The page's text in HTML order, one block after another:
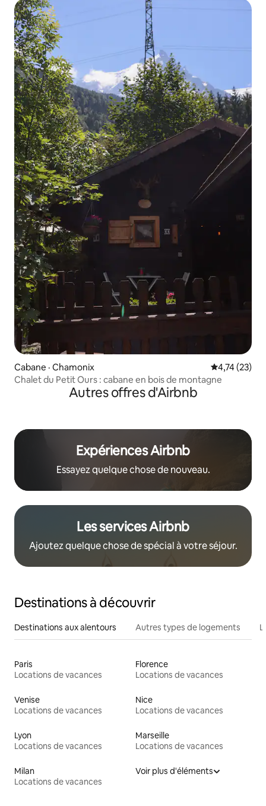
Cabane · Chamonix Note
4,74 (23)
Chalet du Petit Ours : cabane en bois de montagne
Autres offres d'Airbnb
Expériences Airbnb
Essayez quelque chose de nouveau.
Les services Airbnb
Ajoutez quelque chose de spécial à votre séjour.
Destinations à découvrir
Destinations aux alentours Autres types de logements
Paris
Locations de vacances
Florence
Locations de vacances
Venise
Locations de vacances
Nice
Locations de vacances
Lyon
Locations de vacances
Marseille
Locations de vacances
Milan
Locations de vacances
Voir plus d'éléments